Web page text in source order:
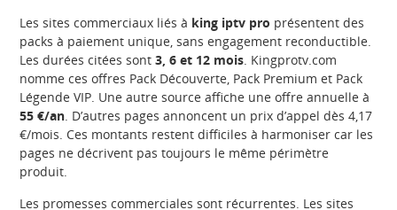
Les sites commerciaux liés à king iptv pro présentent des
packs à paiement unique, sans engagement reconductible.
Les durées citées sont3, 6 et 12 mois. Kingprotv.com
nomme ces offres Pack Découverte, Pack Premium et Pack
Légende VIP. Une autre source affiche une offre annuelle à
55 €/an. D’autres pages annoncent un prix d’appel dès 4,17
€/mois. Ces montants restent difficiles à harmoniser car les
pages ne décrivent pas toujours le même périmètre
produit.
Les promesses commerciales sont récurrentes. Les sites